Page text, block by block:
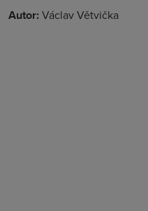
Autor: Václav Větvička